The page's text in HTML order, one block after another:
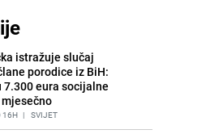
istražuje slučaj
porodice iz BiH:
7.300 eura socijalne
16H | SVIJET